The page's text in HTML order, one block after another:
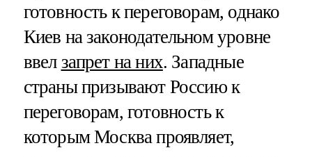
готовность к переговорам, однако
Киев на законодательном уровне
ввел запрет на них. Западные
страны призывают Россию к
переговорам, готовность к
которым Москва проявляет,